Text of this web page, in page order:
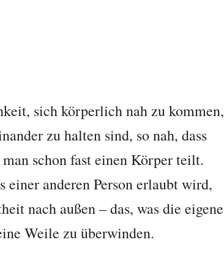
sich körperlich nah zu kommen,
zu halten sind, so nah, dass
schon fast einen Körper teilt.
anderen Person erlaubt wird,
nach außen – das, was die eigene
Weile zu überwinden.